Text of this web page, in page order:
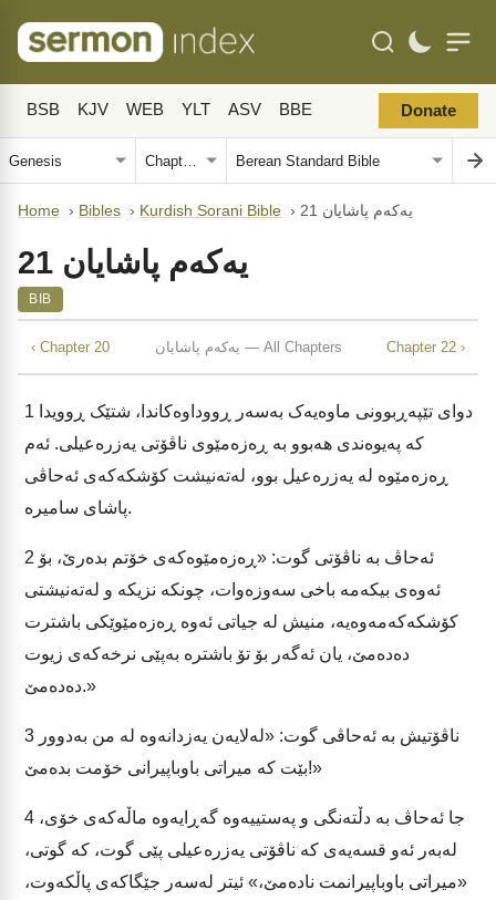
BSB KJV WEB YLT ASV BBE Donate
Home › Bibles › Kurdish Sorani Bible › یەکەم پاشایان 21
یەکەم پاشایان 21
BIB
‹ Chapter 20 یەکەم پاشایان — All Chapters Chapter 22 ›
1
کە پەیوەندی هەبوو بە ڕەزەمێوی ناڤۆتی یەزرەعیلی. ئەم
ڕەزەمێوە لە یەزرەعیل بوو، لەتەنیشت کۆشکەکەی ئەحاڤی
پاشای سامیرە.
2
ئەوەی بیکەمە باخی سەوزەوات، چونکە نزیکە و لەتەنیشتی
کۆشکەکەمەوەیە، منیش لە جیاتی ئەوە ڕەزەمێوێکی باشترت
دەدەمێ، یان ئەگەر بۆ تۆ باشترە بەپێی نرخەکەی زیوت
دەدەمێ.»
3
بێت کە میراتی باوباپیرانی خۆمت بدەمێ!»
4
لەبەر ئەو قسەیەی کە ناڤۆتی یەزرەعیلی پێی گوت، کە گوتی،
«میراتی باوباپیرانمت نادەمێ،» ئیتر لەسەر جێگاکەی پاڵکەوت،